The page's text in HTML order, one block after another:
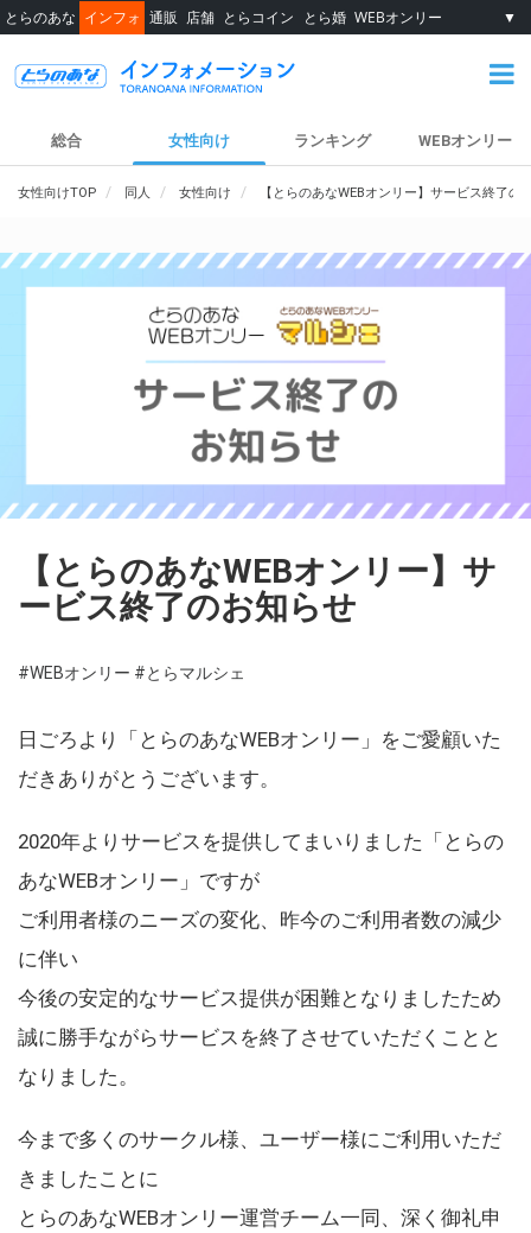
とらのあな インフォ 通販 店舗 とらコイン とら婚 WEBオンリー ▼
総合 女性向け ランキング WEBオンリー
女性向けTOP 同人 女性向け 【とらのあなWEBオンリー】サービス終了の
【とらのあなWEBオンリー】サ
ービス終了のお知らせ
#WEBオンリー #とらマルシェ
日ごろより「とらのあなWEBオンリー」をご愛顧いた
だきありがとうございます。
2020年よりサービスを提供してまいりました「とらの
あなWEBオンリー」ですが
ご利用者様のニーズの変化、昨今のご利用者数の減少
に伴い
今後の安定的なサービス提供が困難となりましたため
誠に勝手ながらサービスを終了させていただくことと
なりました。
今まで多くのサークル様、ユーザー様にご利用いただ
きましたことに
とらのあなWEBオンリー運営チーム一同、深く御礼申